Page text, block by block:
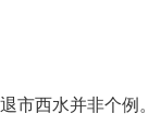
西水并非个例。